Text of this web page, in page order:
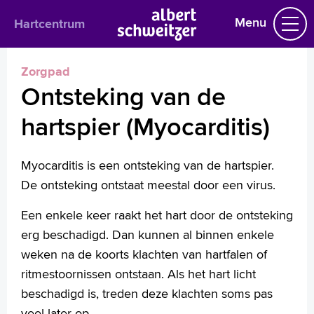
Hartcentrum Menu
Praktische informatie
Het behandelteam
Aandoeningen en behandeling
Gaatje in tussenschot hartkamers
Hartfalen
Hartritmestoornissen
Hartspierziekten (cardiomyopathie)
Hartstilstand
Ontsteking van de hartklep (endocarditis)
Ontsteking van de hartspier (Myocarditis)
Ontsteking van het hartzakje (Pericarditis)
Zorgpad
Ontsteking van de
hartspier (Myocarditis)
Myocarditis is een ontsteking van de hartspier.
De ontsteking ontstaat meestal door een virus.
Een enkele keer raakt het hart door de ontsteking
erg beschadigd. Dan kunnen al binnen enkele
weken na de koorts klachten van hartfalen of
ritmestoornissen ontstaan. Als het hart licht
beschadigd is, treden deze klachten soms pas